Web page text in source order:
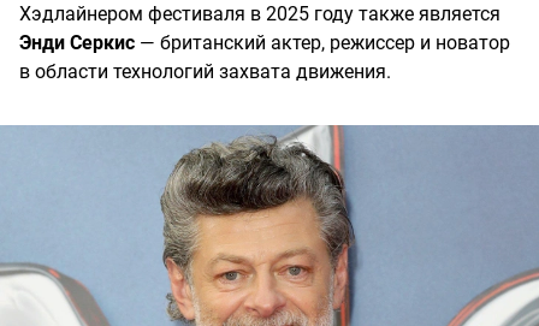
Хэдлайнером фестиваля в 2025 году также является
Энди Серкис — британский актер, режиссер и новатор
в области технологий захвата движения.